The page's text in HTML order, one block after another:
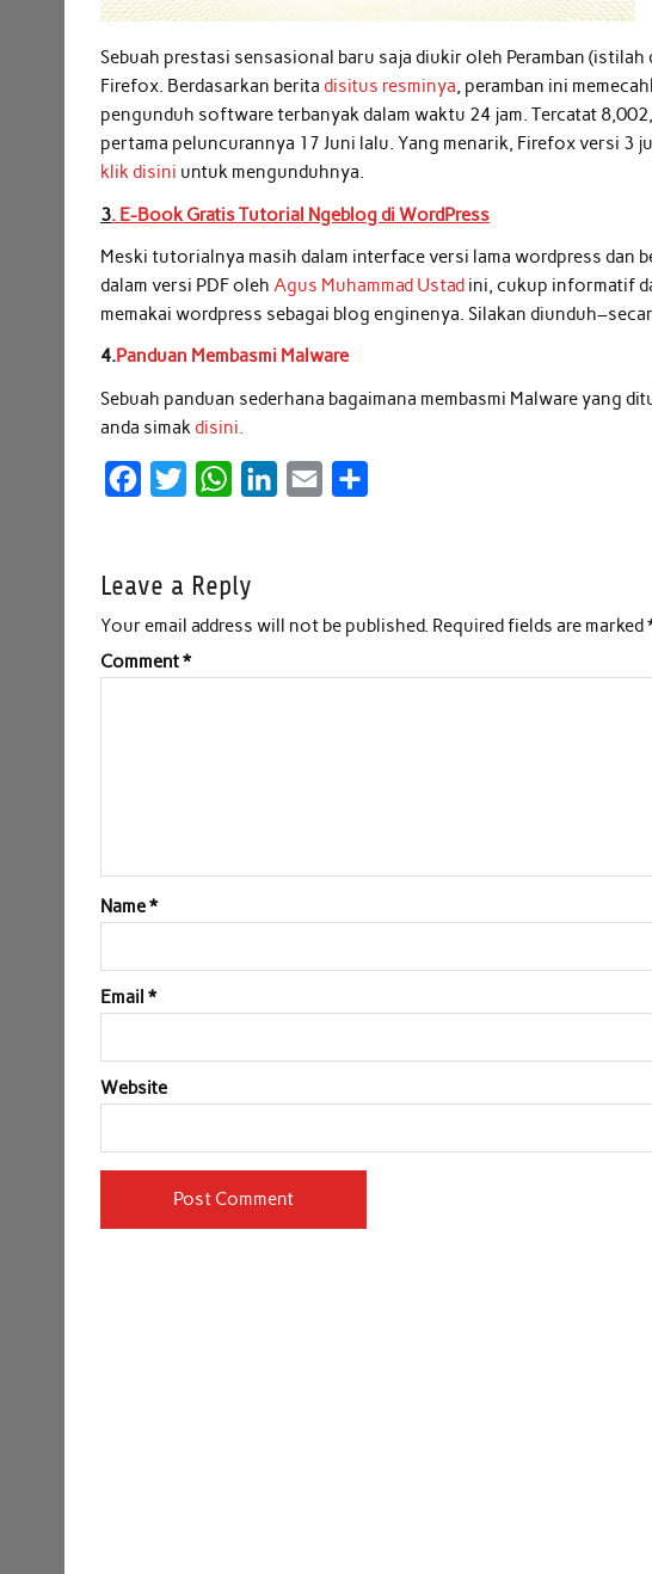
Sebuah prestasi sensasional baru saja diukir oleh Peramban
Firefox. Berdasarkan beritadisitus resminya, peramban ini
pengunduh software terbanyak dalam waktu 24 jam. Tercatat
pertama peluncurannya 17 Juni lalu. Yang menarik, Firefox versi 3
klik disini untuk mengunduhnya.
3. E-Book Gratis Tutorial Ngeblog di WordPress
Meski tutorialnya masih dalam interface versi lama wordpress dan
dalam versi PDF olehAgus Muhammad Ustad ini, cukup informatif
memakai wordpress sebagai blog enginenya. Silakan
4.Panduan Membasmi Malware
Sebuah panduan sederhana bagaimana membasmi Malware yang
anda simakdisini.
e
b
o
t
e
W
s
e
l
e
Leave a Reply
Your email address will not be published. Required fields are marked
Comment*
Name*
Email*
Website